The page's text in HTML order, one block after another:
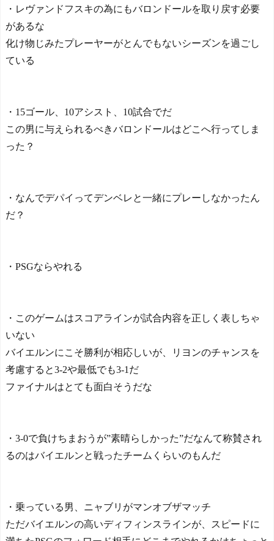
・レヴァンドフスキの為にもバロンドールを取り戻す必要
があるな
化け物じみたプレーヤーがとんでもないシーズンを過ごし
ている
・15ゴール、10アシスト、10試合でだ
この男に与えられるべきバロンドールはどこへ行ってしま
った？
・なんでデパイってデンベレと一緒にプレーしなかったん
だ？
・PSGならやれる
・このゲームはスコアラインが試合内容を正しく表しちゃ
いない
バイエルンにこそ勝利が相応しいが、リヨンのチャンスを
考慮すると3-2や最低でも3-1だ
ファイナルはとても面白そうだな
・3-0で負けちまおうが”素晴らしかった”だなんて称賛され
るのはバイエルンと戦ったチームくらいのもんだ
・乗っている男、ニャブリがマンオブザマッチ
ただバイエルンの高いディフィンスラインが、スピードに